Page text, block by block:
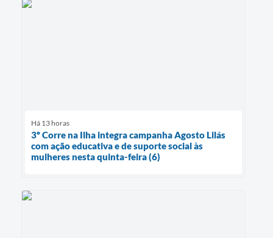
Há 13 horas
3º Corre na Ilha integra campanha Agosto Lilás
com ação educativa e de suporte social às
mulheres nesta quinta-feira (6)